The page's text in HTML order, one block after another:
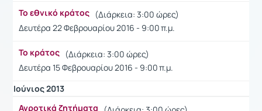
Το εθνικό κράτος (Διάρκεια: 3:00 ώρες)
Δευτέρα 22 Φεβρουαρίου 2016 - 9:00 π.μ.
Το κράτος (Διάρκεια: 3:00 ώρες)
Δευτέρα 15 Φεβρουαρίου 2016 - 9:00 π.μ.
Ιούνιος 2013
Αγροτικά ζητήματα